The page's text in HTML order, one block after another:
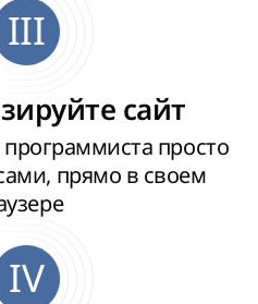
III
сайт
просто
прямо в своем
IV